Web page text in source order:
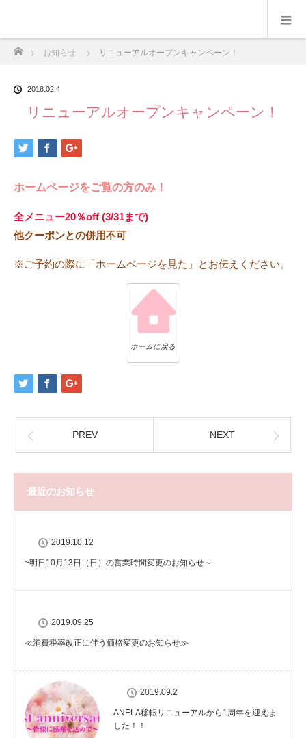
ホーム
お知らせ リニューアルオープンキャンペーン！
2018.02.4
リニューアルオープンキャンペーン！
ホームページをご覧の方のみ！
全メニュー20％off (3/31まで)
他クーポンとの併用不可
※ご予約の際に「ホームページを見た」とお伝えください。
ホームに戻る
PREV NEXT
最近のお知らせ
2019.10.12
~明日10月13日（日）の営業時間変更のお知らせ～
2019.09.25
≪消費税率改正に伴う価格変更のお知らせ≫
2019.09.2
ANELA移転リニューアルから1周年を迎えま
した！！